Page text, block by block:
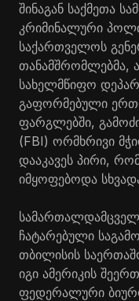
შინაგან საქმეთა
კრიმინალური
საქართველოს
თანამშრომლებმა,
სახელმწიფო
გაფორმებული
ფარგლებში,
(FBI) ორმხრივი
დააკავეს პირი,
იმყოფებოდა
ჩატარებული
თბილისის
იგი ამერიკის
ფედერალური